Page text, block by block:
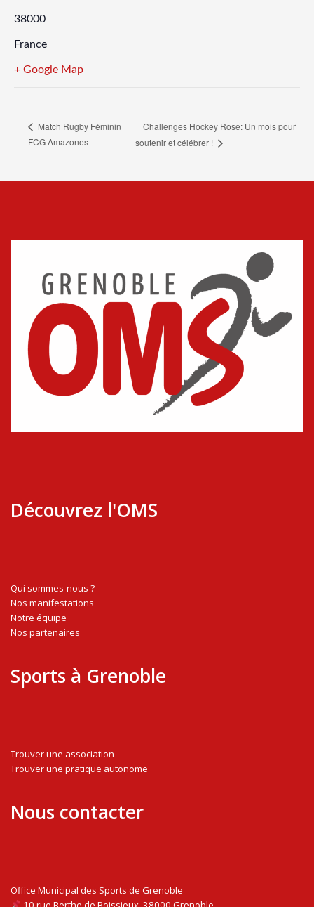
38000
France
+ Google Map
Match Rugby Féminin
FCG Amazones
Challenges Hockey Rose: Un mois pour
soutenir et célébrer !
Découvrez l'OMS
Qui sommes-nous ?
Nos manifestations
Notre équipe
Nos partenaires
Sports à Grenoble
Trouver une association
Trouver une pratique autonome
Nous contacter
Office Municipal des Sports de Grenoble